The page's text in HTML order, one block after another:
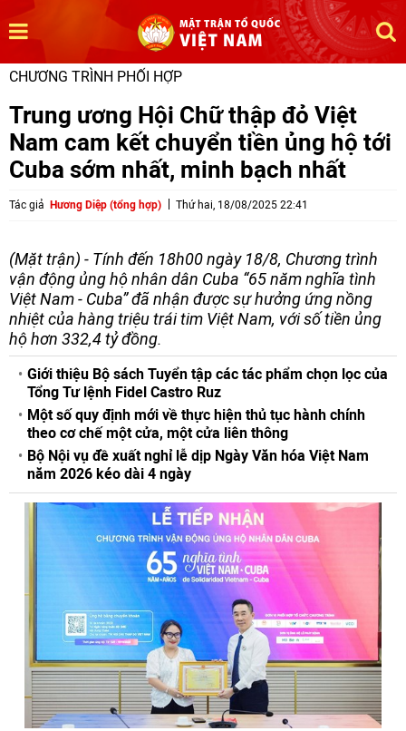
CHƯƠNG TRÌNH PHỐI HỢP
Trung ương Hội Chữ thập đỏ Việt
Nam cam kết chuyển tiền ủng hộ tới
Cuba sớm nhất, minh bạch nhất
Tác giả Hương Diệp (tổng hợp) Thứ hai, 18/08/2025 22:41
(Mặt trận) - Tính đến 18h00 ngày 18/8, Chương trình
vận động ủng hộ nhân dân Cuba “65 năm nghĩa tình
Việt Nam - Cuba” đã nhận được sự hưởng ứng nồng
nhiệt của hàng triệu trái tim Việt Nam, với số tiền ủng
hộ hơn 332,4 tỷ đồng.
Giới thiệu Bộ sách Tuyển tập các tác phẩm chọn lọc của
Tổng Tư lệnh Fidel Castro Ruz
Một số quy định mới về thực hiện thủ tục hành chính
theo cơ chế một cửa, một cửa liên thông
Bộ Nội vụ đề xuất nghỉ lễ dịp Ngày Văn hóa Việt Nam
năm 2026 kéo dài 4 ngày